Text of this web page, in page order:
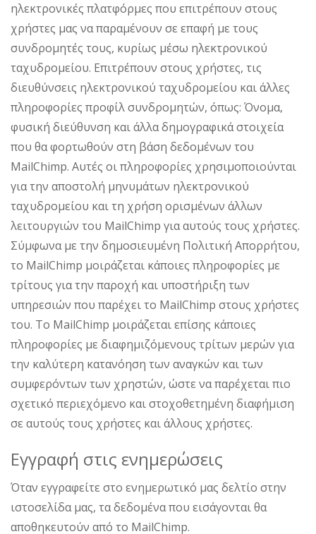
ηλεκτρονικές πλατφόρμες που επιτρέπουν στους
χρήστες μας να παραμένουν σε επαφή με τους
συνδρομητές τους, κυρίως μέσω ηλεκτρονικού
ταχυδρομείου. Επιτρέπουν στους χρήστες, τις
διευθύνσεις ηλεκτρονικού ταχυδρομείου και άλλες
πληροφορίες προφίλ συνδρομητών, όπως: Όνομα,
φυσική διεύθυνση και άλλα δημογραφικά στοιχεία
που θα φορτωθούν στη βάση δεδομένων του
MailChimp. Αυτές οι πληροφορίες χρησιμοποιούνται
για την αποστολή μηνυμάτων ηλεκτρονικού
ταχυδρομείου και τη χρήση ορισμένων άλλων
λειτουργιών του MailChimp για αυτούς τους χρήστες.
Σύμφωνα με την δημοσιευμένη Πολιτική Απορρήτου,
το MailChimp μοιράζεται κάποιες πληροφορίες με
τρίτους για την παροχή και υποστήριξη των
υπηρεσιών που παρέχει το MailChimp στους χρήστες
του. Το MailChimp μοιράζεται επίσης κάποιες
πληροφορίες με διαφημιζόμενους τρίτων μερών για
την καλύτερη κατανόηση των αναγκών και των
συμφερόντων των χρηστών, ώστε να παρέχεται πιο
σχετικό περιεχόμενο και στοχοθετημένη διαφήμιση
σε αυτούς τους χρήστες και άλλους χρήστες.
Εγγραφή στις ενημερώσεις
Όταν εγγραφείτε στο ενημερωτικό μας δελτίο στην
ιστοσελίδα μας, τα δεδομένα που εισάγονται θα
αποθηκευτούν από το MailChimp.